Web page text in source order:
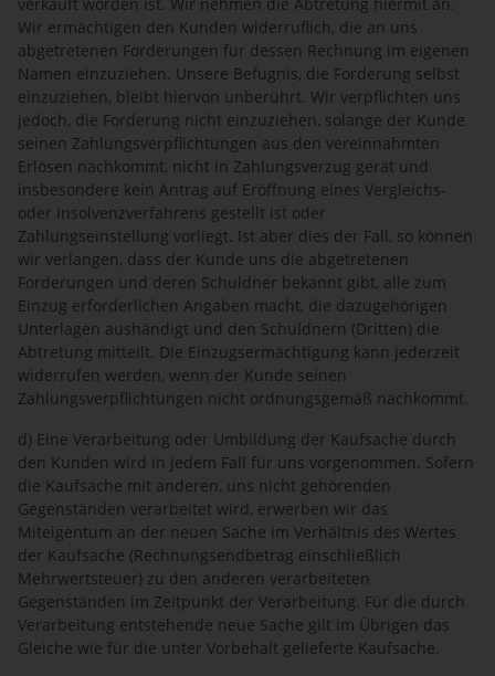
Wir ermächtigen den Kunden widerruflich, die an uns
abgetretenen Forderungen für dessen Rechnung im eigenen
Namen einzuziehen. Unsere Befugnis, die Forderung selbst
einzuziehen, bleibt hiervon unberührt. Wir verpflichten uns
jedoch, die Forderung nicht einzuziehen, solange der Kunde
seinen Zahlungsverpflichtungen aus den vereinnahmten
Erlösen nachkommt, nicht in Zahlungsverzug gerät und
insbesondere kein Antrag auf Eröffnung eines Vergleichs-
oder Insolvenzverfahrens gestellt ist oder
Zahlungseinstellung vorliegt. Ist aber dies der Fall, so können
wir verlangen, dass der Kunde uns die abgetretenen
Forderungen und deren Schuldner bekannt gibt, alle zum
Einzug erforderlichen Angaben macht, die dazugehörigen
Unterlagen aushändigt und den Schuldnern (Dritten) die
Abtretung mitteilt. Die Einzugsermächtigung kann jederzeit
widerrufen werden, wenn der Kunde seinen
Zahlungsverpflichtungen nicht ordnungsgemäß nachkommt.
d) Eine Verarbeitung oder Umbildung der Kaufsache durch
den Kunden wird in jedem Fall für uns vorgenommen. Sofern
die Kaufsache mit anderen, uns nicht gehörenden
Gegenständen verarbeitet wird, erwerben wir das
Miteigentum an der neuen Sache im Verhältnis des Wertes
der Kaufsache (Rechnungsendbetrag einschließlich
Mehrwertsteuer) zu den anderen verarbeiteten
Gegenständen im Zeitpunkt der Verarbeitung. Für die durch
Verarbeitung entstehende neue Sache gilt im Übrigen das
Gleiche wie für die unter Vorbehalt gelieferte Kaufsache.